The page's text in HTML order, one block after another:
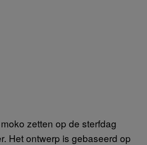
zetten op de sterfdag
Het ontwerp is gebaseerd op